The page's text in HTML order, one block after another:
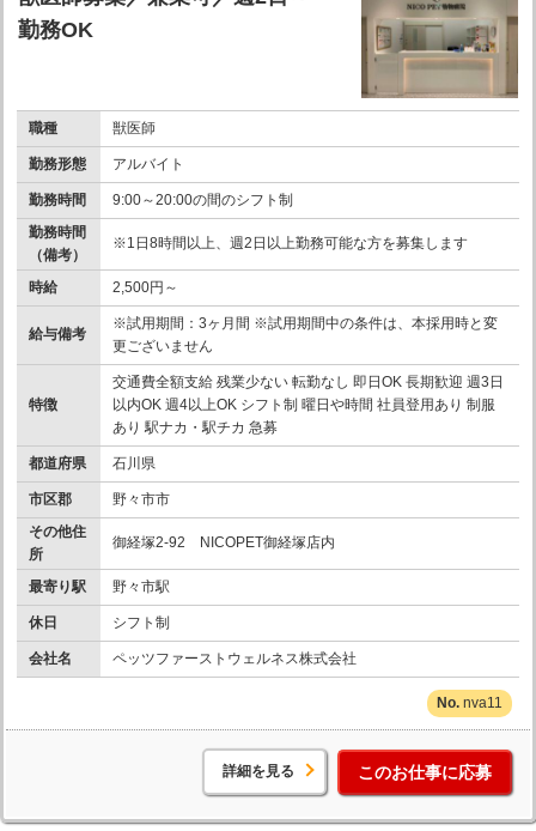
勤務OK
職種 獣医師
勤務形態 アルバイト
勤務時間
9:00～20:00の間のシフト制
勤務時間
（備考）
※1日8時間以上、週2日以上勤務可能な方を募集します
時給 2,500円～
給与備考
※試用期間：3ヶ月間 ※試用期間中の条件は、本採用時と変
更ございません
特徴
交通費全額支給 残業少ない 転勤なし 即日OK 長期歓迎 週3日
以内OK 週4以上OK シフト制 曜日や時間 社員登用あり 制服
あり 駅ナカ・駅チカ 急募
都道府県 石川県
市区郡
野々市市
その他住
所
御経塚2-92 NICOPET御経塚店内
最寄り駅 野々市駅
休日 シフト制
会社名 ペッツファーストウェルネス株式会社
nva11
詳細を見る このお仕事に応募